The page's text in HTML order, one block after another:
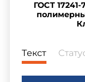
ГОСТ
Текст